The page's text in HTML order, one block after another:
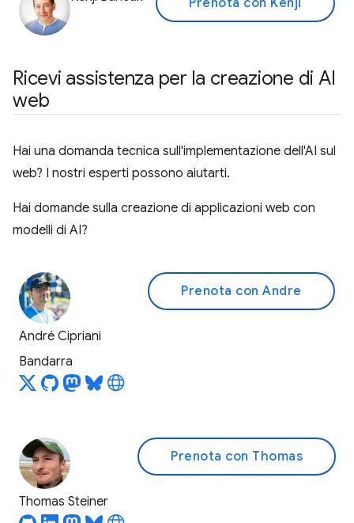
Prenota con Kenji
Ricevi assistenza per la creazione di AI
web
Hai una domanda tecnica sull'implementazione dell'AI sul
web? I nostri esperti possono aiutarti.
Hai domande sulla creazione di applicazioni web con
modelli di AI?
André Cipriani
Bandarra
Prenota con Andre
Thomas Steiner
Prenota con Thomas